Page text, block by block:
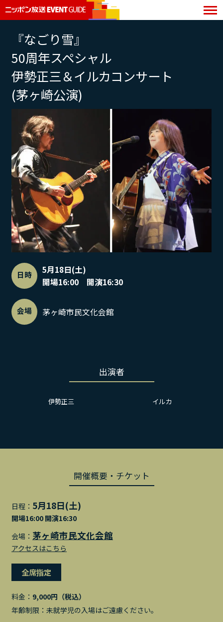
『なごり雪』
50周年スペシャル
伊勢正三＆イルカコンサート
(茅ヶ崎公演)
日時
5月18日(土)
開場16:00 開演16:30
会場 茅ヶ崎市民文化会館
出演者
伊勢正三 イルカ
開催概要・チケット
日程： 5月18日(土)
開場16:00 開演16:30
会場： 茅ヶ崎市民文化会館
アクセスはこちら
全席指定
料金： 9,000円（税込）
年齢制限：未就学児の入場はご遠慮ください。